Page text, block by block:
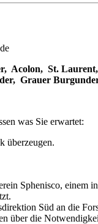
Acolon, St. Laurent,
Grauer
was Sie erwartet:
überzeugen.
Sphenisco,
Süd an die
über die